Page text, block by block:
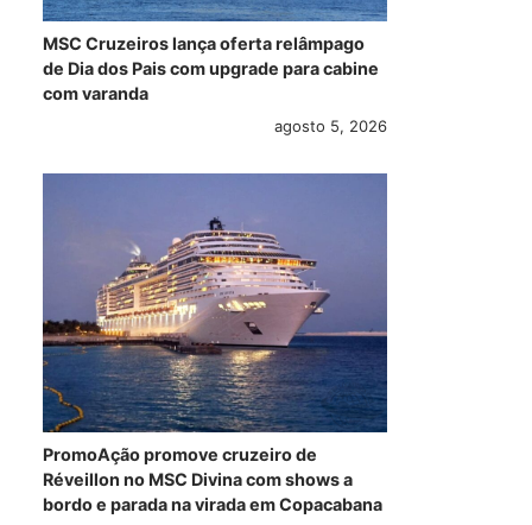
MSC Cruzeiros lança oferta relâmpago
de Dia dos Pais com upgrade para cabine
com varanda
agosto 5, 2026
PromoAção promove cruzeiro de
Réveillon no MSC Divina com shows a
bordo e parada na virada em Copacabana